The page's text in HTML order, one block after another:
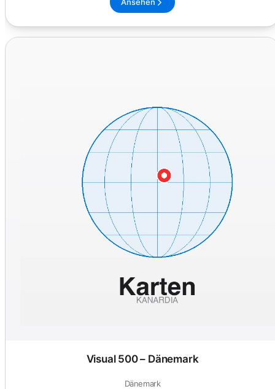
Visual 500 – Dänemark
Dänemark